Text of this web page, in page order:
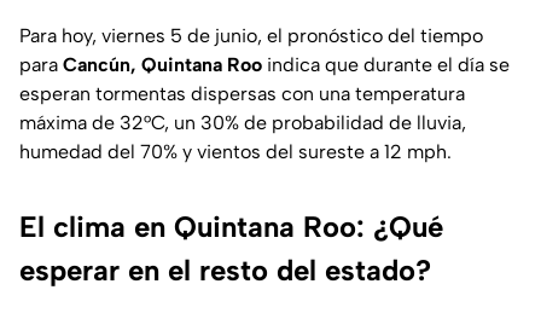
Para hoy, viernes 5 de junio, el pronóstico del tiempo
para Cancún, Quintana Roo indica que durante el día se
esperan tormentas dispersas con una temperatura
máxima de 32°C, un 30% de probabilidad de lluvia,
humedad del 70% y vientos del sureste a 12 mph.
El clima en Quintana Roo: ¿Qué
esperar en el resto del estado?